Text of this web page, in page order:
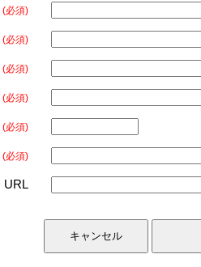
(必須)
(必須)
(必須)
(必須)
(必須)
(必須)
URL